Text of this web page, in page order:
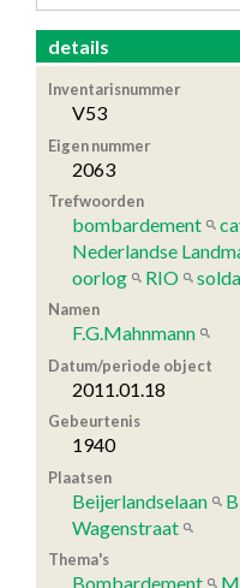
details
Inventarisnummer
V53
Eigen nummer
2063
Trefwoorden
bombardement
Nederlandse
oorlog
RIO
Namen
F.G.Mahnmann
Datum/periode object
2011.01.18
Gebeurtenis
1940
Plaatsen
Beijerlandselaan
Wagenstraat
Thema's
Bombardement